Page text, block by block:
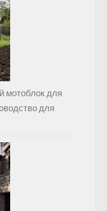
мотоблок для
для